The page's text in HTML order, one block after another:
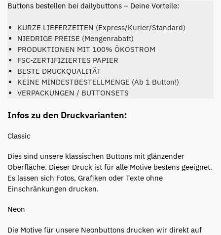
Buttons bestellen bei dailybuttons – Deine Vorteile:
KURZE LIEFERZEITEN (Express/Kurier/Standard)
NIEDRIGE PREISE (Mengenrabatt)
PRODUKTIONEN MIT 100% ÖKOSTROM
FSC-ZERTIFIZIERTES PAPIER
BESTE DRUCKQUALITÄT
KEINE MINDESTBESTELLMENGE (Ab 1 Button!)
VERPACKUNGEN / BUTTONSETS
Infos zu den Druckvarianten:
Classic
Dies sind unsere klassischen Buttons mit glänzender
Oberfläche. Dieser Druck ist für alle Motive bestens geeignet.
Es lassen sich Fotos, Grafiken oder Texte ohne
Einschränkungen drucken.
Neon
Die Motive für unsere Neonbuttons drucken wir direkt auf